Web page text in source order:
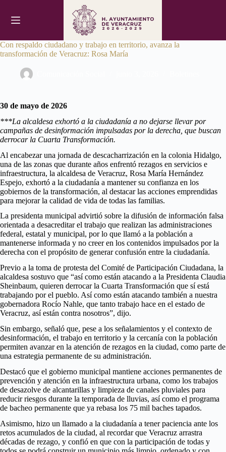
contenido
Con respaldo ciudadano y trabajo en territorio, avanza la
transformación de Veracruz: Rosa María
30 de mayo de 2026
***La alcaldesa exhortó a la ciudadanía a no dejarse llevar por
campañas de desinformación impulsadas por la derecha, que buscan
derrocar la Cuarta Transformación.
Al encabezar una jornada de descacharrización en la colonia Hidalgo,
una de las zonas que durante años enfrentó rezagos en servicios e
infraestructura, la alcaldesa de Veracruz, Rosa María Hernández
Espejo, exhortó a la ciudadanía a mantener su confianza en los
gobiernos de la transformación, al destacar las acciones emprendidas
para mejorar la calidad de vida de todas las familias.
La presidenta municipal advirtió sobre la difusión de información falsa
orientada a desacreditar el trabajo que realizan las administraciones
federal, estatal y municipal, por lo que llamó a la población a
mantenerse informada y no creer en los contenidos impulsados por la
derecha con el propósito de generar confusión entre la ciudadanía.
Previo a la toma de protesta del Comité de Participación Ciudadana, la
alcaldesa sostuvo que “así como están atacando a la Presidenta Claudia
Sheinbaum, quieren derrocar la Cuarta Transformación que sí está
trabajando por el pueblo. Así como están atacando también a nuestra
gobernadora Rocío Nahle, que tanto trabajo hace en el estado de
Veracruz, así están contra nosotros”, dijo.
Sin embargo, señaló que, pese a los señalamientos y el contexto de
desinformación, el trabajo en territorio y la cercanía con la población
permiten avanzar en la atención de rezagos en la ciudad, como parte de
una estrategia permanente de su administración.
Destacó que el gobierno municipal mantiene acciones permanentes de
prevención y atención en la infraestructura urbana, como los trabajos
de desazolve de alcantarillas y limpieza de canales pluviales para
reducir riesgos durante la temporada de lluvias, así como el programa
de bacheo permanente que ya rebasa los 75 mil baches tapados.
Asimismo, hizo un llamado a la ciudadanía a tener paciencia ante los
retos acumulados de la ciudad, al recordar que Veracruz arrastra
décadas de rezago, y confió en que con la participación de todas y